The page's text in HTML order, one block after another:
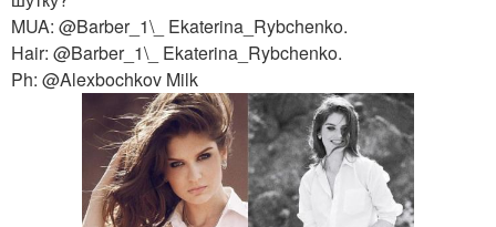
MUA: @Barber_1\_ Ekaterina_Rybchenko.
Hair: @Barber_1\_ Ekaterina_Rybchenko.
Ph: @Alexbochkov Milk